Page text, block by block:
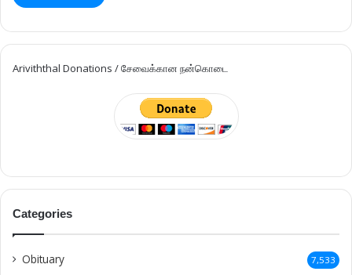
Ariviththal Donations / சேவைக்கான நன்கொடை
Categories
Obituary 7,533